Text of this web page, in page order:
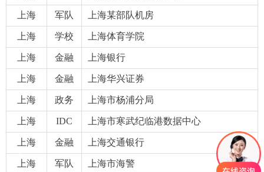
上海 军队 上海某部队机房
上海 学校 上海体育学院
上海 金融 上海银行
上海 金融 上海华兴证券
上海 政务 上海市杨浦分局
上海 IDC 上海市寒武纪临港数据中心
上海 金融 上海交通银行
上海 军队 上海市海警
ꁸ